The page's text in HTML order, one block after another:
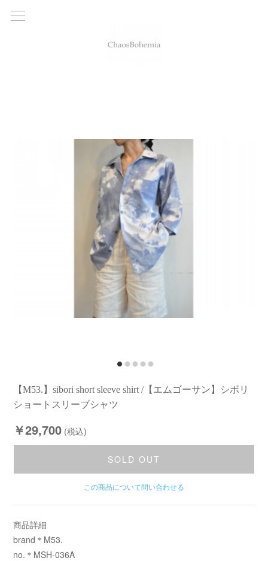
【M53.】sibori short sleeve shirt /【エムゴーサン】シボリ
ショートスリーブシャツ
￥29,700 (税込)
SOLD OUT
この商品について問い合わせる
商品詳細
brand＊M53.
no.＊MSH-036A